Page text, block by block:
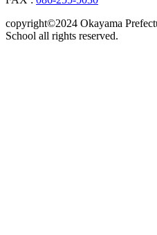
copyright©2024 Okayama
School all rights reserved.